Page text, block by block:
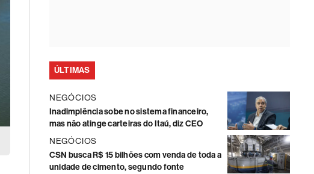
ÚLTIMAS
NEGÓCIOS
Inadimplência sobe no sistema financeiro,
mas não atinge carteiras do Itaú, diz CEO
NEGÓCIOS
CSN busca R$ 15 bilhões com venda de toda a
unidade de cimento, segundo fonte